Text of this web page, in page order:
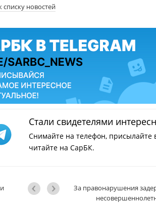
списку новостей
Стали свидетелями
Снимайте на телефон, присылайте
читайте на СарБК.
За правонарушения